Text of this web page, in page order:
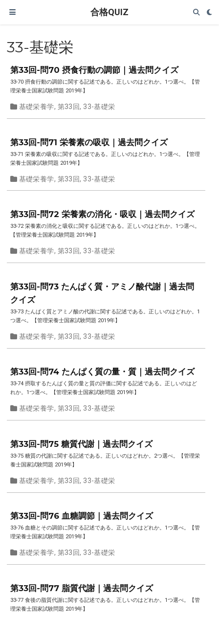
合格QUIZ
33-基礎栄
第33回-問70 摂食行動の調節｜過去問クイズ
33-70 摂食行動の調節に関する記述である。正しいのはどれか。1つ選べ。【管
理栄養士国家試験問題 2019年】
基礎栄養学, 第33回, 33-基礎栄
第33回-問71 栄養素の吸収｜過去問クイズ
33-71 栄養素の吸収に関する記述である。正しいのはどれか。1つ選べ。【管理
栄養士国家試験問題 2019年】
基礎栄養学, 第33回, 33-基礎栄
第33回-問72 栄養素の消化・吸収｜過去問クイズ
33-72 栄養素の消化と吸収に関する記述である。正しいのはどれか。1つ選べ。
【管理栄養士国家試験問題 2019年】
基礎栄養学, 第33回, 33-基礎栄
第33回-問73 たんぱく質・アミノ酸代謝｜過去問
クイズ
33-73 たんぱく質とアミノ酸の代謝に関する記述である。正しいのはどれか。1
つ選べ。【管理栄養士国家試験問題 2019年】
基礎栄養学, 第33回, 33-基礎栄
第33回-問74 たんぱく質の量・質｜過去問クイズ
33-74 摂取するたんぱく質の量と質の評価に関する記述である。正しいのはど
れか。1つ選べ。【管理栄養士国家試験問題 2019年】
基礎栄養学, 第33回, 33-基礎栄
第33回-問75 糖質代謝｜過去問クイズ
33-75 糖質の代謝に関する記述である。正しいのはどれか。2つ選べ。【管理栄
養士国家試験問題 2019年】
基礎栄養学, 第33回, 33-基礎栄
第33回-問76 血糖調節｜過去問クイズ
33-76 血糖とその調節に関する記述である。正しいのはどれか。1つ選べ。【管
理栄養士国家試験問題 2019年】
基礎栄養学, 第33回, 33-基礎栄
第33回-問77 脂質代謝｜過去問クイズ
33-77 食後の脂質代謝に関する記述である。正しいのはどれか。1つ選べ。【管
理栄養士国家試験問題 2019年】